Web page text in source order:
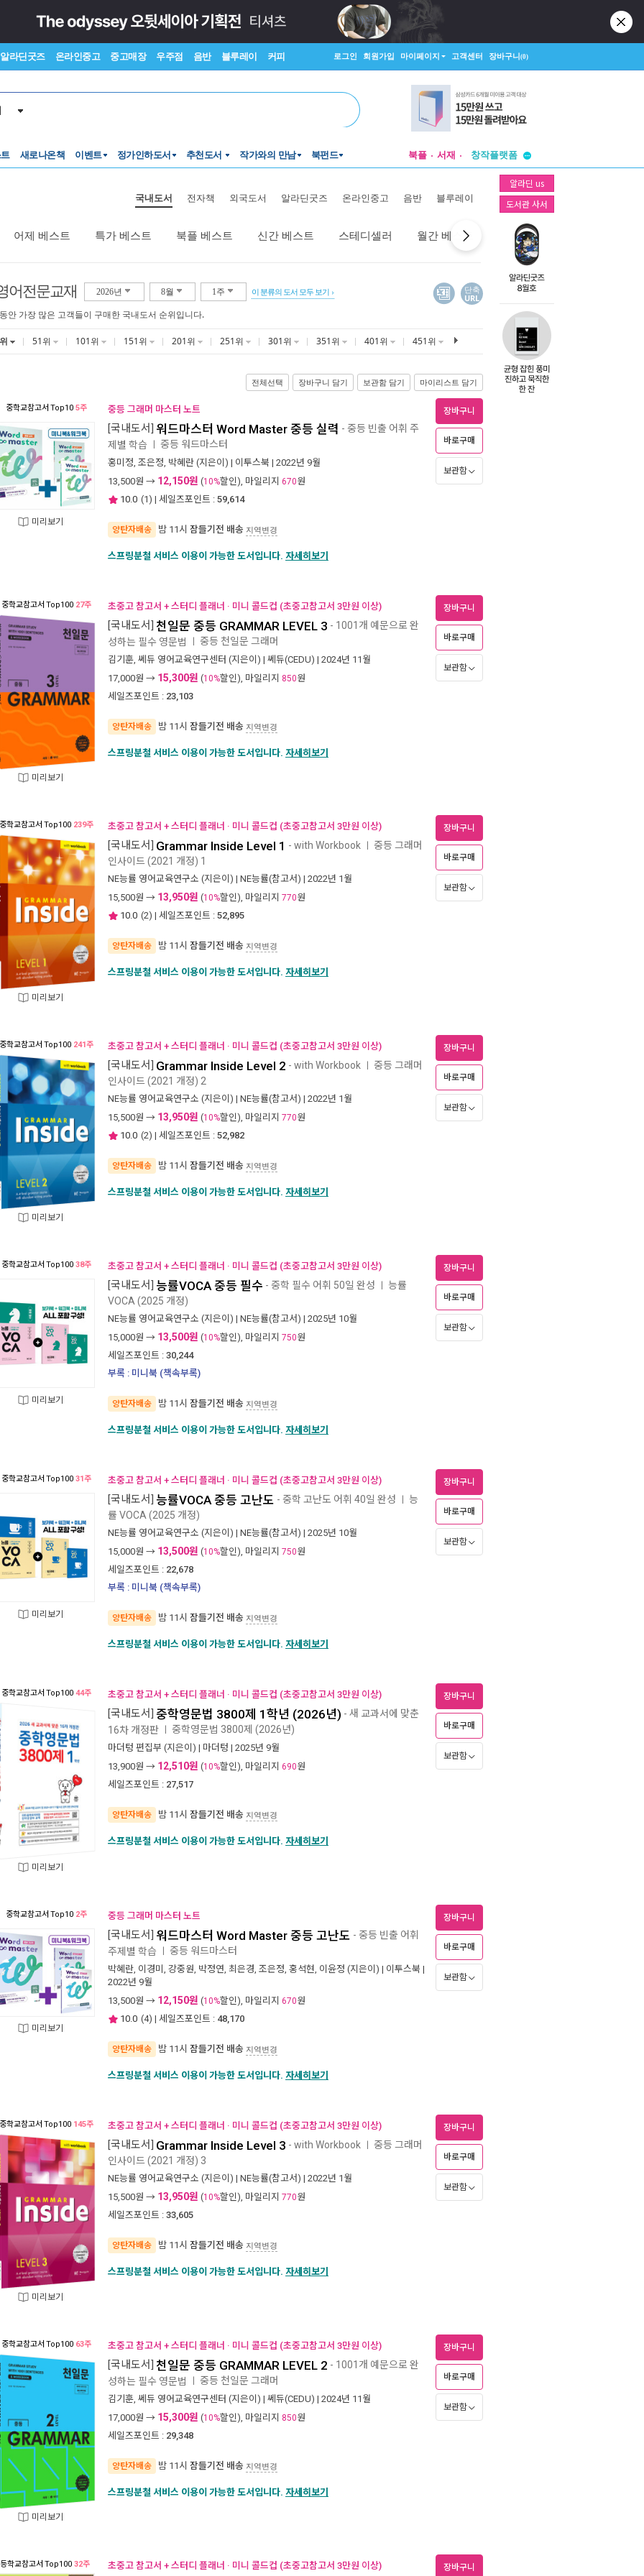
알라딘굿즈 온라인중고 중고매장 우주점 음반 블루레이 커피 로그인 회원가입 마이페이지 고객센터 장바구니(0)
새로나온책 이벤트 정가인하도서 추천도서 작가와의 만남 북펀드 북플 서재
창작플랫폼
투비컨티뉴드
알라딘 us
도서관 사서
국내도서 전자책 외국도서 알라딘굿즈 온라인중고 음반 블루레이
어제 베스트 특가 베스트 북플 베스트 신간 베스트 스테디셀러 월간 베스트 역대 베스트
어전문교재 2026년 8월 1주 이 분류의 도서 모두 보기
단축
URL
안 가장 많은 고객들이 구매한 국내도서 순위입니다.
51위 101위 151위 201위 251위 301위 351위 401위 451위
전체선택 장바구니 담기 보관함 담기 마이리스트 담기
중학교참고서 Top10 5주
미리보기
중등 그래머 마스터 노트
[국내도서] 워드마스터 Word Master 중등 실력 - 중등 빈출 어휘 주
제별 학습 중등 워드마스터
홍미정, 조은정, 박혜란 (지은이) | 이투스북 | 2022년 9월
13,500원 → 12,150원 (10%할인), 마일리지 670원
10.0 (1) | 세일즈포인트 : 59,614
양탄자배송 밤 11시 잠들기전 배송 지역변경
장바구니
바로구매
보관함
스프링분철 서비스 이용이 가능한 도서입니다. 자세히보기
중학교참고서 Top100 27주
미리보기
초중고 참고서 + 스터디 플래너 · 미니 콜드컵 (초중고참고서 3만원 이상)
[국내도서] 천일문 중등 GRAMMAR LEVEL 3 - 1001개 예문으로 완
성하는 필수 영문법 중등 천일문 그래머
김기훈, 쎄듀 영어교육연구센터 (지은이) | 쎄듀(CEDU) | 2024년 11월
17,000원 → 15,300원 (10%할인), 마일리지 850원
세일즈포인트 : 23,103
양탄자배송 밤 11시 잠들기전 배송 지역변경
장바구니
바로구매
보관함
스프링분철 서비스 이용이 가능한 도서입니다. 자세히보기
중학교참고서 Top100 239주
미리보기
초중고 참고서 + 스터디 플래너 · 미니 콜드컵 (초중고참고서 3만원 이상)
[국내도서] Grammar Inside Level 1 - with Workbook 중등 그래머
인사이드 (2021 개정) 1
NE능률 영어교육연구소 (지은이) | NE능률(참고서) | 2022년 1월
15,500원 → 13,950원 (10%할인), 마일리지 770원
10.0 (2) | 세일즈포인트 : 52,895
양탄자배송 밤 11시 잠들기전 배송 지역변경
장바구니
바로구매
보관함
스프링분철 서비스 이용이 가능한 도서입니다. 자세히보기
중학교참고서 Top100 241주
미리보기
초중고 참고서 + 스터디 플래너 · 미니 콜드컵 (초중고참고서 3만원 이상)
[국내도서] Grammar Inside Level 2 - with Workbook 중등 그래머
인사이드 (2021 개정) 2
NE능률 영어교육연구소 (지은이) | NE능률(참고서) | 2022년 1월
15,500원 → 13,950원 (10%할인), 마일리지 770원
10.0 (2) | 세일즈포인트 : 52,982
양탄자배송 밤 11시 잠들기전 배송 지역변경
장바구니
바로구매
보관함
스프링분철 서비스 이용이 가능한 도서입니다. 자세히보기
중학교참고서 Top100 38주
미리보기
초중고 참고서 + 스터디 플래너 · 미니 콜드컵 (초중고참고서 3만원 이상)
[국내도서] 능률VOCA 중등 필수 - 중학 필수 어휘 50일 완성 능률
VOCA (2025 개정)
NE능률 영어교육연구소 (지은이) | NE능률(참고서) | 2025년 10월
15,000원 → 13,500원 (10%할인), 마일리지 750원
세일즈포인트 : 30,244
부록 : 미니북 (책속부록)
양탄자배송 밤 11시 잠들기전 배송 지역변경
장바구니
바로구매
보관함
스프링분철 서비스 이용이 가능한 도서입니다. 자세히보기
중학교참고서 Top100 31주
미리보기
초중고 참고서 + 스터디 플래너 · 미니 콜드컵 (초중고참고서 3만원 이상)
[국내도서] 능률VOCA 중등 고난도 - 중학 고난도 어휘 40일 완성 능
률 VOCA (2025 개정)
NE능률 영어교육연구소 (지은이) | NE능률(참고서) | 2025년 10월
15,000원 → 13,500원 (10%할인), 마일리지 750원
세일즈포인트 : 22,678
부록 : 미니북 (책속부록)
양탄자배송 밤 11시 잠들기전 배송 지역변경
장바구니
바로구매
보관함
스프링분철 서비스 이용이 가능한 도서입니다. 자세히보기
중학교참고서 Top100 44주
미리보기
초중고 참고서 + 스터디 플래너 · 미니 콜드컵 (초중고참고서 3만원 이상)
[국내도서] 중학영문법 3800제 1학년 (2026년) - 새 교과서에 맞춘
16차 개정판 중학영문법 3800제 (2026년)
마더텅 편집부 (지은이) | 마더텅 | 2025년 9월
13,900원 → 12,510원 (10%할인), 마일리지 690원
세일즈포인트 : 27,517
양탄자배송 밤 11시 잠들기전 배송 지역변경
장바구니
바로구매
보관함
스프링분철 서비스 이용이 가능한 도서입니다. 자세히보기
중학교참고서 Top10 2주
미리보기
중등 그래머 마스터 노트
[국내도서] 워드마스터 Word Master 중등 고난도 - 중등 빈출 어휘
주제별 학습 중등 워드마스터
박혜란, 이경미 , 강중원, 박정연, 최은경, 조은정, 홍석현, 이윤정 (지은이) | 이투스북 |
2022년 9월
13,500원 → 12,150원 (10%할인), 마일리지 670원
10.0 (4) | 세일즈포인트 : 48,170
양탄자배송 밤 11시 잠들기전 배송 지역변경
장바구니
바로구매
보관함
스프링분철 서비스 이용이 가능한 도서입니다. 자세히보기
중학교참고서 Top100 145주
미리보기
초중고 참고서 + 스터디 플래너 · 미니 콜드컵 (초중고참고서 3만원 이상)
[국내도서] Grammar Inside Level 3 - with Workbook 중등 그래머
인사이드 (2021 개정) 3
NE능률 영어교육연구소 (지은이) | NE능률(참고서) | 2022년 1월
15,500원 → 13,950원 (10%할인), 마일리지 770원
세일즈포인트 : 33,605
양탄자배송 밤 11시 잠들기전 배송 지역변경
장바구니
바로구매
보관함
스프링분철 서비스 이용이 가능한 도서입니다. 자세히보기
중학교참고서 Top100 63주
미리보기
초중고 참고서 + 스터디 플래너 · 미니 콜드컵 (초중고참고서 3만원 이상)
[국내도서] 천일문 중등 GRAMMAR LEVEL 2 - 1001개 예문으로 완
성하는 필수 영문법 중등 천일문 그래머
김기훈, 쎄듀 영어교육연구센터 (지은이) | 쎄듀(CEDU) | 2024년 11월
17,000원 → 15,300원 (10%할인), 마일리지 850원
세일즈포인트 : 29,348
양탄자배송 밤 11시 잠들기전 배송 지역변경
장바구니
바로구매
보관함
스프링분철 서비스 이용이 가능한 도서입니다. 자세히보기
학교참고서 Top100 32주 초중고 참고서 + 스터디 플래너 · 미니 콜드컵 (초중고참고서 3만원 이상) 장바구니